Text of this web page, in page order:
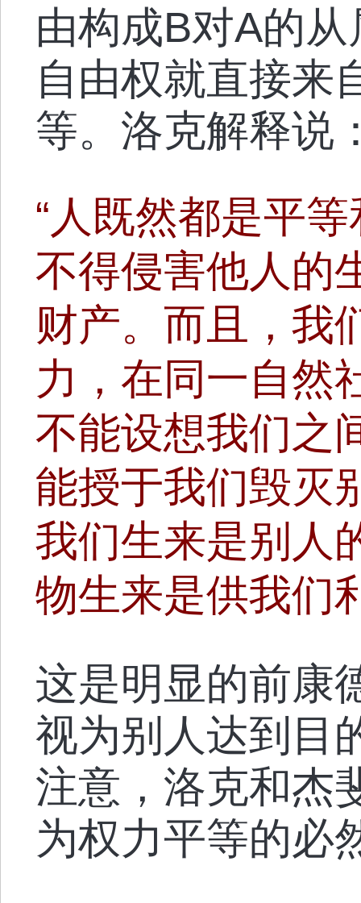
由构成B对A的
自由权就直接来
等。洛克解释说
“人既然都是平
不得侵害他人的
财产。而且，我
力，在同一自然
不能设想我们之
能授于我们毁灭
我们生来是别人
物生来是供我们
这是明显的前康
视为别人达到目
注意，洛克和杰
为权力平等的必